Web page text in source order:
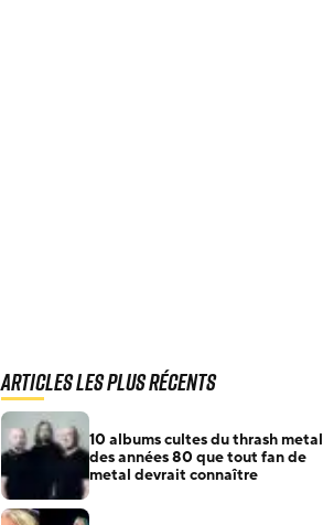
Articles les plus récents
10 albums cultes du thrash metal
des années 80 que tout fan de
metal devrait connaître